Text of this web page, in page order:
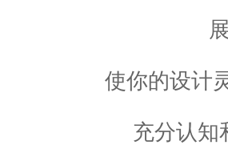
使你的设计
充分认知